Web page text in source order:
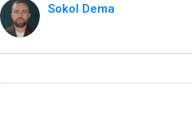
Sokol Dema